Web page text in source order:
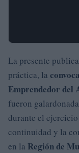
La presente
práctica, la
Emprendedor del
fueron
durante el
continuidad y la
en la Región de